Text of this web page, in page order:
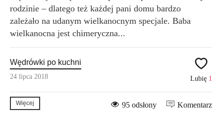
rodzinie – dlatego też każdej pani domu bardzo
zależało na udanym wielkanocnym specjale. Baba
wielkanocna jest chimeryczna...
Wędrówki po kuchni
24 lipca 2018 Lubię 1
Więcej Komentarz
95 odsłony